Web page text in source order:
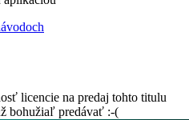
licencie na predaj tohto titulu
bohužiaľ predávať :-(